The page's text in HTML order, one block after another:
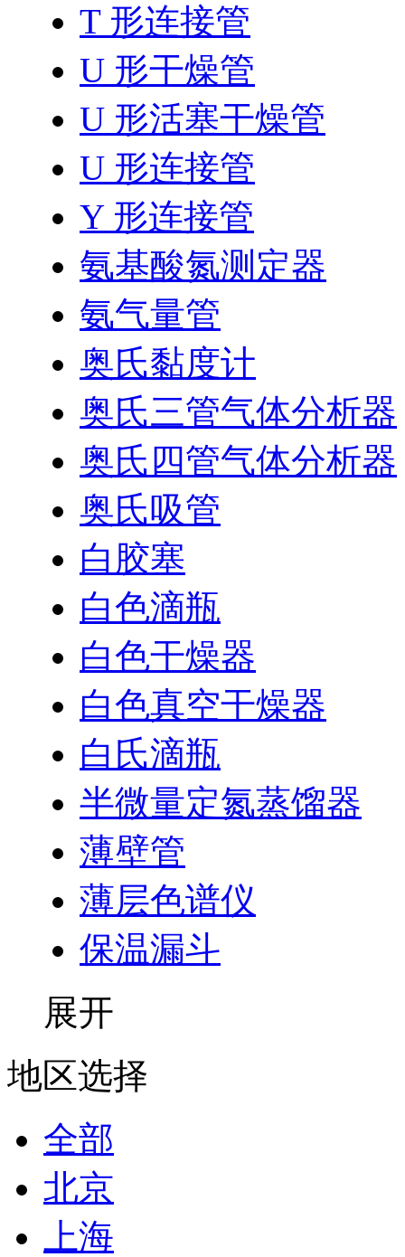
T 形连接管
U 形干燥管
U 形活塞干燥管
U 形连接管
Y 形连接管
氨基酸氮测定器
氨气量管
奥氏黏度计
奥氏三管气体分析器
奥氏四管气体分析器
奥氏吸管
白胶塞
白色滴瓶
白色干燥器
白色真空干燥器
白氏滴瓶
半微量定氮蒸馏器
薄壁管
薄层色谱仪
保温漏斗
展开
地区选择
全部
北京
上海